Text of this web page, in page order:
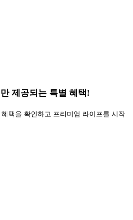
제공되는 특별 혜택!
택을 확인하고 프리미엄 라이프를 시작